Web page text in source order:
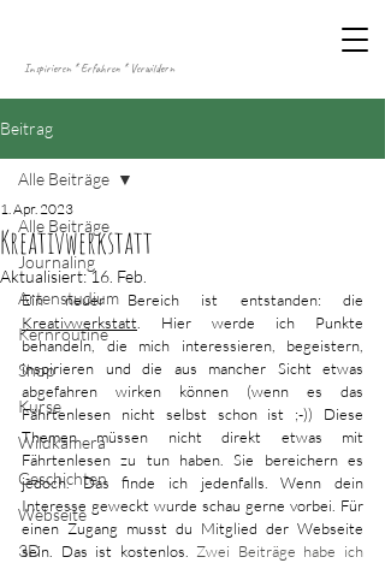
Inspirieren * Erfahren * Verwildern
Beitrag
Alle Beiträge
Journaling
Artenstudium
Kernroutine
Shop
Kurse
Wildkamera
Geschichten
Webseite
3D
Alle Beiträge
Kreativwerkstatt
1. Apr. 2023
Aktualisiert:16. Feb.
Kreativwerkstatt . Hier werde ich Punkte
behandeln, die mich interessieren, begeistern,
inspirieren und die aus mancher Sicht etwas
abgefahren wirken können (wenn es das
Fährtenlesen nicht selbst schon ist ;-)) Diese
Themen müssen nicht direkt etwas mit
Fährtenlesen zu tun haben. Sie bereichern es
jedoch. Das finde ich jedenfalls. Wenn dein
Interesse geweckt wurde schau gerne vorbei. Für
einen Zugang musst du Mitglied der Webseite
sein. Das ist kostenlos. Zwei Beiträge habe ich